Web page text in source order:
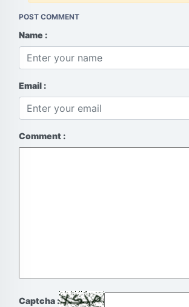
POST COMMENT
Name :
Email :
Comment :
Captcha :